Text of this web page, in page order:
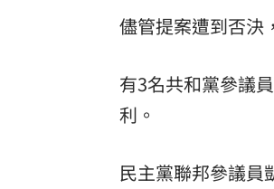
儘管提案遭到否決
有3名共和黨參議
利。
民主黨聯邦參議員